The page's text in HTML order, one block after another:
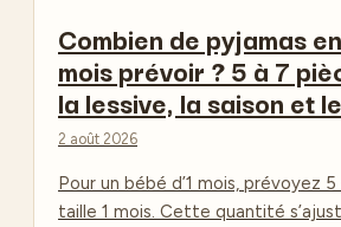
Combien de pyjamas
mois prévoir ? 5 à 7
la lessive, la saison et
2 août 2026
Pour un bébé d’1 mois, prévoyez
taille 1 mois. Cette quantité